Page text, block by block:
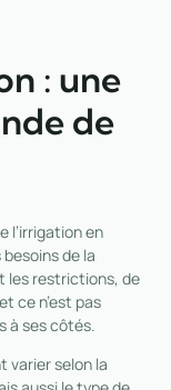
: une
de
l’irrigation en
de la
les restrictions, de
ce n’est pas
à ses côtés.
varier selon la